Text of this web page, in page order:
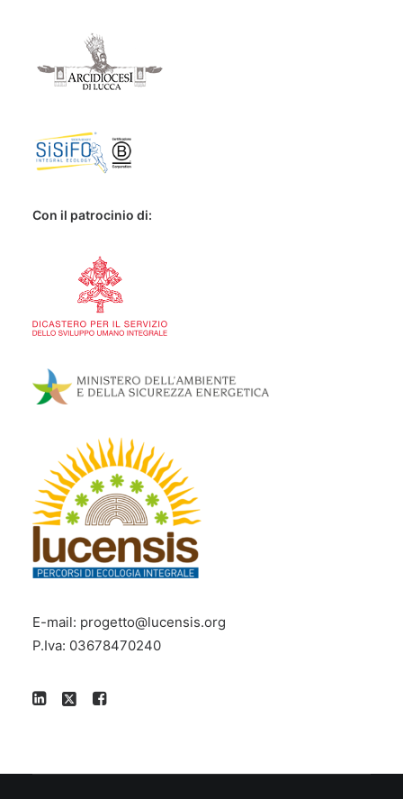
E-mail: progetto@lucensis.org
P.Iva: 03678470240
Con il patrocinio di: